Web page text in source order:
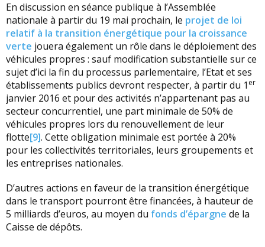
En discussion en séance publique à l’Assemblée
nationale à partir du 19 mai prochain, le projet de loi
relatif à la transition énergétique pour la croissance
verte jouera également un rôle dans le déploiement des
véhicules propres : sauf modification substantielle sur ce
sujet d’ici la fin du processus parlementaire, l’Etat et ses
établissements publics devront respecter, à partir du 1 er
janvier 2016 et pour des activités n’appartenant pas au
secteur concurrentiel, une part minimale de 50% de
véhicules propres lors du renouvellement de leur
flotte[9]. Cette obligation minimale est portée à 20%
pour les collectivités territoriales, leurs groupements et
les entreprises nationales.
D’autres actions en faveur de la transition énergétique
dans le transport pourront être financées, à hauteur de
5 milliards d’euros, au moyen du fonds d’épargne de la
Caisse de dépôts.